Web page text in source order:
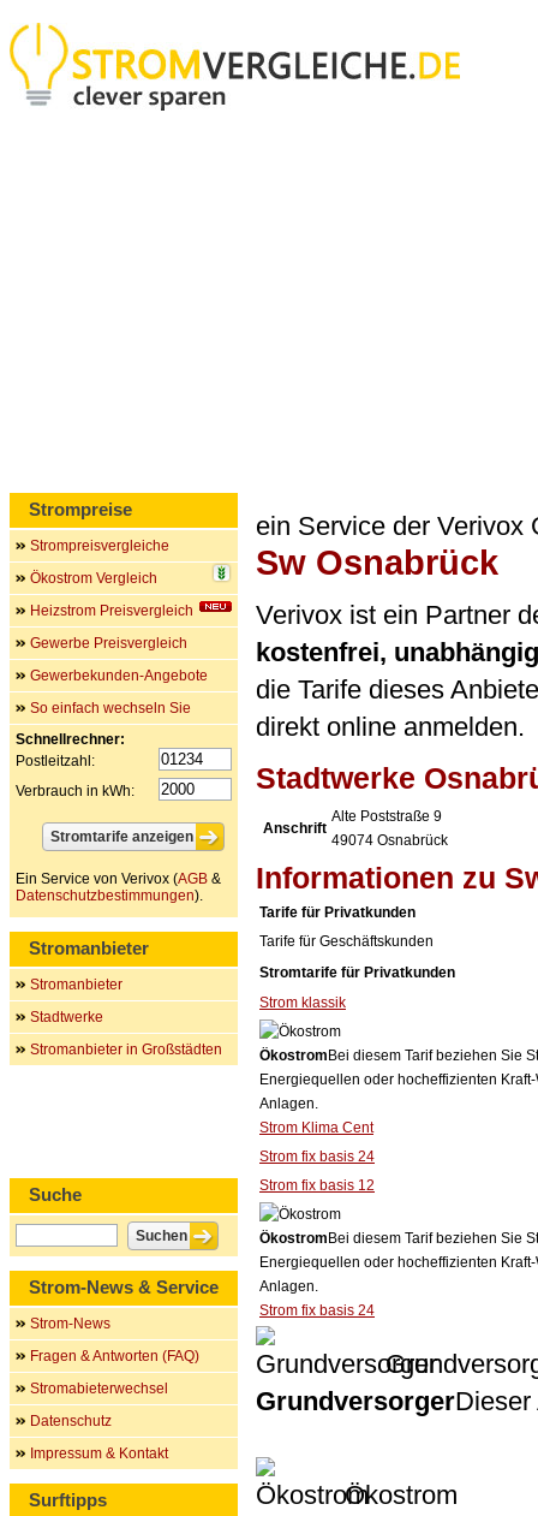
ein Service der Verivox
Sw Osnabrück
Verivox ist ein Partner
kostenfrei,
die Tarife dieses
direkt online anmelden.
Stadtwerke
Anschrift
Alte Poststraße 9
49074 Osnabrück
Informationen zu
Tarife für Privatkunden
Tarife für Geschäftskunden
Stromtarife für Privatkunden
Strom klassik
Ökostrom Bei diesem Tarif beziehen Sie
Energiequellen oder hocheffizienten
Anlagen.
Strom Klima Cent
Strom fix basis 24
Strom fix basis 12
Ökostrom Bei diesem Tarif beziehen Sie
Energiequellen oder hocheffizienten
Anlagen.
Strom fix basis 24
GrundversorgerDieser
Ökostrom
Strompreise
Strompreisvergleiche
Ökostrom Vergleich
Heizstrom Preisvergleich
Gewerbe Preisvergleich
Gewerbekunden-Angebote
So einfach wechseln Sie
Schnellrechner:
Postleitzahl:
Verbrauch in kWh:
Ein Service von Verivox (AGB &
Datenschutzbestimmungen).
Stromanbieter
Stromanbieter
Stadtwerke
Stromanbieter in Großstädten
Suche
Strom-News & Service
Strom-News
Fragen & Antworten (FAQ)
Stromabieterwechsel
Datenschutz
Impressum & Kontakt
Surftipps